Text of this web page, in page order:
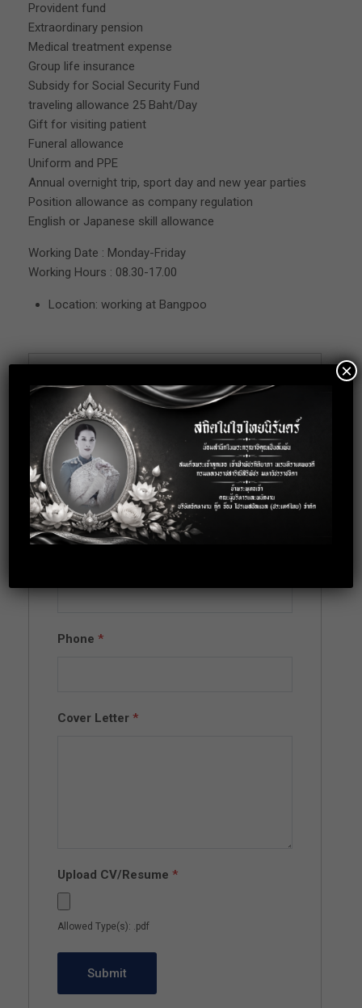
Provident fund
Extraordinary pension
Medical treatment expense
Group life insurance
Subsidy for Social Security Fund
traveling allowance 25 Baht/Day
Gift for visiting patient
Funeral allowance
Uniform and PPE
Annual overnight trip, sport day and new year parties
Position allowance as company regulation
English or Japanese skill allowance
Working Date : Monday-Friday
Working Hours : 08.30-17.00
Location: working at Bangpoo
Apply for this
position
Full Name*
Phone *
Cover Letter *
Upload CV/Resume *
Allowed Type(s): .pdf
×